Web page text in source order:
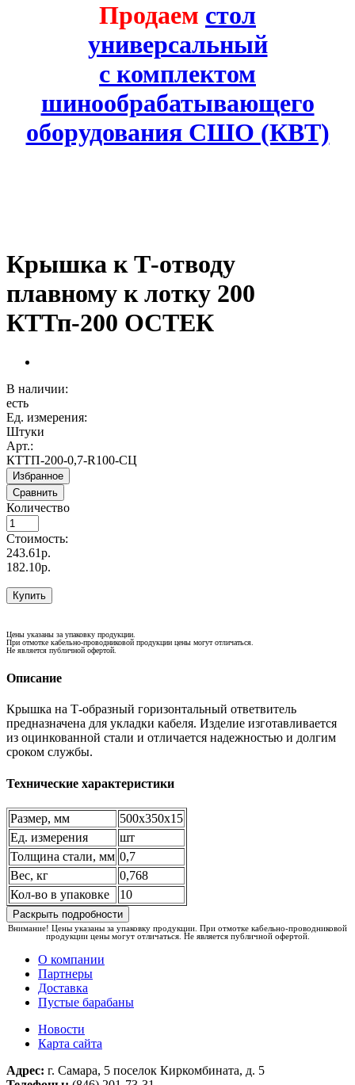
Продаем стол
универсальный
с комплектом
шинообрабатывающего
оборудования СШО (КВТ)
Крышка к Т-отводу
плавному к лотку 200
КТТп-200 ОСТЕК
В наличии:
есть
Ед. измерения:
Штуки
Арт.:
КТТП-200-0,7-R100-СЦ
Избранное
Сравнить
Количество
Стоимость:
243.61р.
182.10р.
Купить
Цены указаны за упаковку продукции.
При отмотке кабельно-проводниковой продукции цены могут отличаться.
Не является публичной офертой.
Описание
Крышка на Т-образный горизонтальный ответвитель
предназначена для укладки кабеля. Изделие изготавливается
из оцинкованной стали и отличается надежностью и долгим
сроком службы.
Технические характеристики
Размер, мм
500х350х15
Ед. измерения
шт
Толщина стали, мм 0,7
Вес, кг
0,768
Кол-во в упаковке
10
Раскрыть подробности
Внимание! Цены указаны за упаковку продукции. При отмотке кабельно-проводниковой
продукции цены могут отличаться. Не является публичной офертой.
О компании
Партнеры
Доставка
Пустые барабаны
Новости
Карта сайта
Адрес: г. Самара, 5 поселок Киркомбината, д. 5